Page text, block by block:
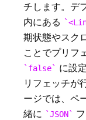
ランタイム
x-
ETag 生成
Disabling
チします。デ
内にある
期状態やスク
ことでプリフ
false
に設
リフェッチが
ージでは、ペ
緒に
JSON